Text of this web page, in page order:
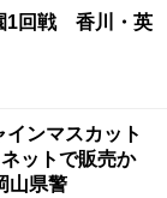
1回戦 香川・英
インマスカット
ットで販売か
山県警